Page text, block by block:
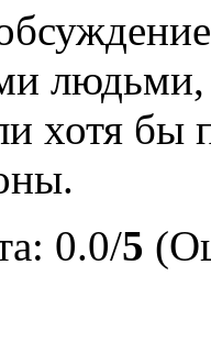
людьми,
хотя бы
0.0/5